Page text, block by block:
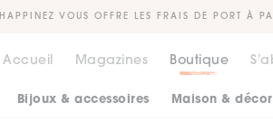
HAPPINEZ VOUS OFFRE LES FRAIS DE PORT À
Accueil Magazines Boutique
Bijoux & accessoires Maison &